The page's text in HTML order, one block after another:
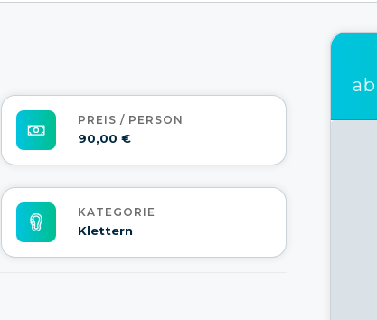
PREIS / PERSON
90,00 €
KATEGORIE
Klettern
ab